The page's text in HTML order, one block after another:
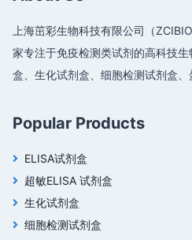
上海茁彩生物科技有限公司（
家专注于免疫检测类试剂的高科技
盒、生化试剂盒、细胞检测试剂盒、
Popular Products
ELISA试剂盒
超敏ELISA 试剂盒
生化试剂盒
细胞检测试剂盒